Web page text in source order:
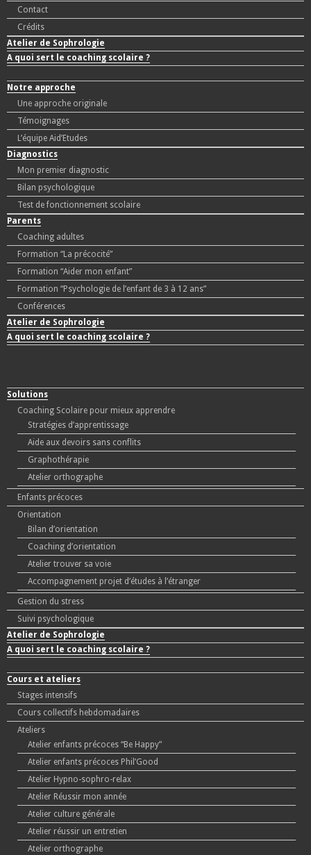
Contact
Crédits
Atelier de Sophrologie
A quoi sert le coaching scolaire ?
Notre approche
Une approche originale
Témoignages
L’équipe Aid’Etudes
Diagnostics
Mon premier diagnostic
Bilan psychologique
Test de fonctionnement scolaire
Parents
Coaching adultes
Formation “La précocité”
Formation “Aider mon enfant”
Formation “Psychologie de l’enfant de 3 à 12 ans”
Conférences
Atelier de Sophrologie
A quoi sert le coaching scolaire ?
Solutions
Coaching Scolaire pour mieux apprendre
Stratégies d’apprentissage
Aide aux devoirs sans conflits
Graphothérapie
Atelier orthographe
Enfants précoces
Orientation
Bilan d’orientation
Coaching d’orientation
Atelier trouver sa voie
Accompagnement projet d’études à l’étranger
Gestion du stress
Suivi psychologique
Atelier de Sophrologie
A quoi sert le coaching scolaire ?
Cours et ateliers
Stages intensifs
Cours collectifs hebdomadaires
Ateliers
Atelier enfants précoces “Be Happy”
Atelier enfants précoces Phil’Good
Atelier Hypno-sophro-relax
Atelier Réussir mon année
Atelier culture générale
Atelier réussir un entretien
Atelier orthographe